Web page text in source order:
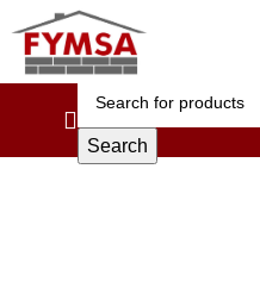
Search